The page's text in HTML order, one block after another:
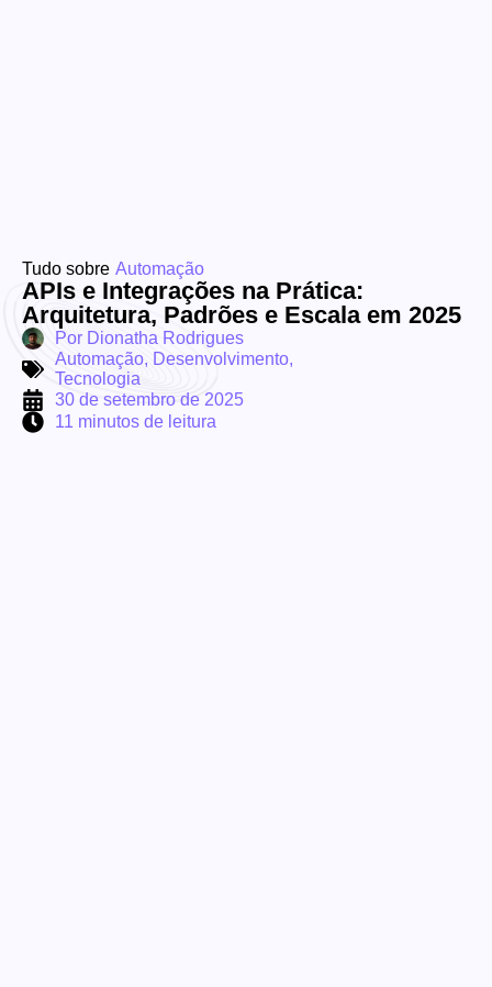
Tudo sobre Automação
APIs e Integrações na Prática:
Arquitetura, Padrões e Escala em 2025
Por Dionatha Rodrigues
Automação, Desenvolvimento,
Tecnologia
30 de setembro de 2025
11 minutos de leitura